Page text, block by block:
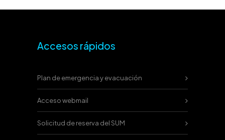
Accesos rápidos
Plan de emergencia y evacuación
Acceso webmail
Solicitud de reserva del SUM